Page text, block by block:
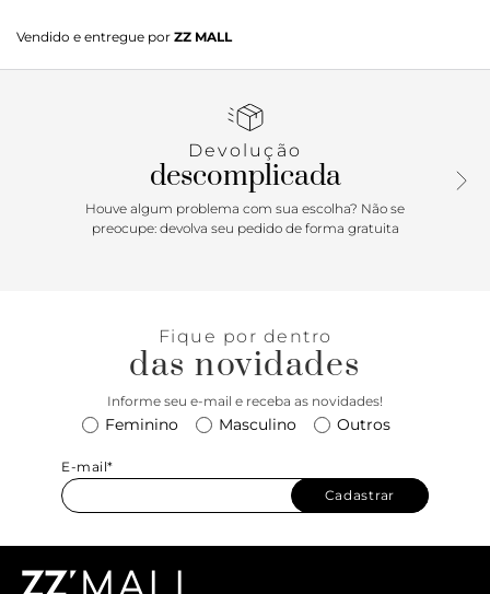
que seu closet pedia! Feita em couro metalizado, ela vem
com uma tira fina no peito do pé, realçada por um enfeite
sem esforço. O bico quadrado segue a trend mais cool do
elegância e estilo. O fechamento por fivela no tornozelo
garante o ajuste perfeito para você arrasar do dia à noite.
Sandália metalizada dourada para quem não tem medo de
ser o centro das atenções — puro poder!
Vendido e entregue por ZZ MALL
Devolução
descomplicada
Houve algum problema com sua escolha? Não se
preocupe: devolva seu pedido de forma gratuita
Fique por dentro
das novidades
Informe seu e-mail e receba as novidades!
Feminino Masculino Outros
E-mail*
Cadastrar